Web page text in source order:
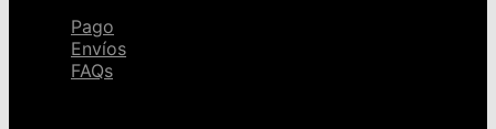
Pago
Envíos
FAQs